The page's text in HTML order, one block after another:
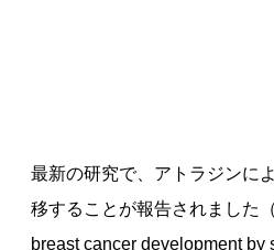
最新の研究で、アトラジンに
移することが報告されました
breast cancer development by